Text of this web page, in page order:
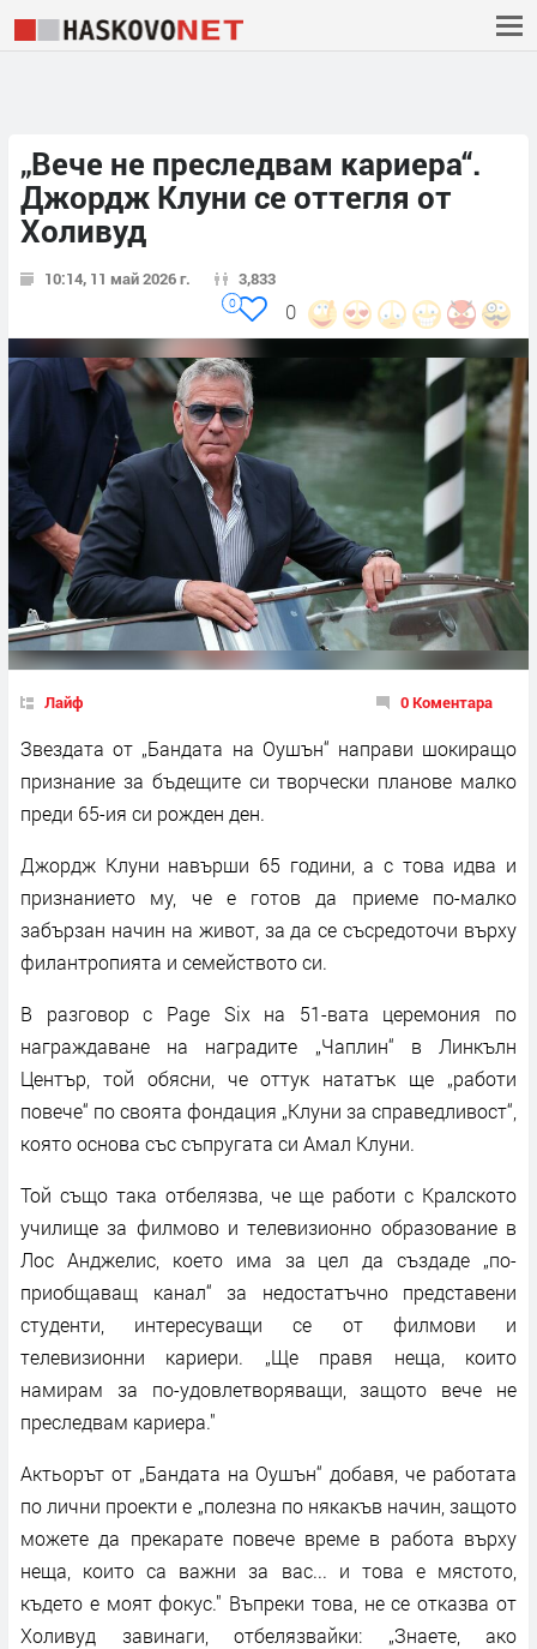
„Вече не преследвам кариера“.
Джордж Клуни се оттегля от
Холивуд
10:14, 11 май 2026 г. 3,833
0
0
Лайф 0 Коментара
Звездата от „Бандата на Оушън“ направи шокиращо
признание за бъдещите си творчески планове малко
преди 65-ия си рожден ден.
Джордж Клуни навърши 65 години, а с това идва и
признанието му, че е готов да приеме по-малко
забързан начин на живот, за да се съсредоточи върху
филантропията и семейството си.
В разговор с Page Six на 51-вата церемония по
награждаване на наградите „Чаплин“ в Линкълн
Център, той обясни, че оттук нататък ще „работи
повече“ по своята фондация „Клуни за справедливост“,
която основа със съпругата си Амал Клуни.
Той също така отбелязва, че ще работи с Кралското
училище за филмово и телевизионно образование в
Лос Анджелис, което има за цел да създаде „по-
приобщаващ канал“ за недостатъчно представени
студенти, интересуващи се от филмови и
телевизионни кариери. „Ще правя неща, които
намирам за по-удовлетворяващи, защото вече не
преследвам кариера."
Актьорът от „Бандата на Оушън“ добавя, че работата
по лични проекти е „полезна по някакъв начин, защото
можете да прекарате повече време в работа върху
неща, които са важни за вас... и това е мястото,
където е моят фокус." Въпреки това, не се отказва от
Холивуд завинаги, отбелязвайки: „Знаете, ако